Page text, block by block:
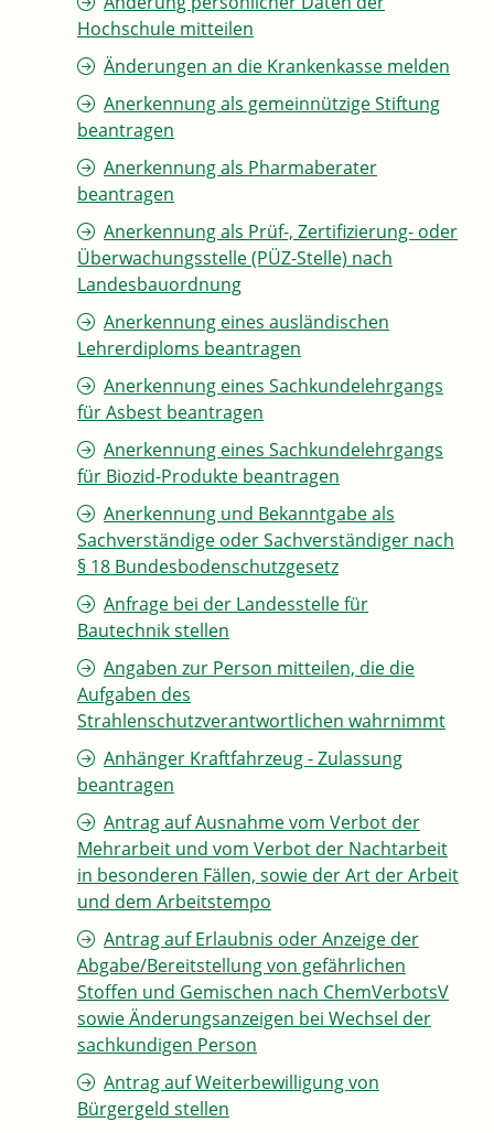
Hochschule mitteilen
Änderungen an die Krankenkasse melden
Anerkennung als gemeinnützige Stiftung
beantragen
Anerkennung als Pharmaberater
beantragen
Anerkennung als Prüf-, Zertifizierung- oder
Überwachungsstelle (PÜZ-Stelle) nach
Landesbauordnung
Anerkennung eines ausländischen
Lehrerdiploms beantragen
Anerkennung eines Sachkundelehrgangs
für Asbest beantragen
Anerkennung eines Sachkundelehrgangs
für Biozid-Produkte beantragen
Anerkennung und Bekanntgabe als
Sachverständige oder Sachverständiger nach
§ 18 Bundesbodenschutzgesetz
Anfrage bei der Landesstelle für
Bautechnik stellen
Angaben zur Person mitteilen, die die
Aufgaben des
Strahlenschutzverantwortlichen wahrnimmt
Anhänger Kraftfahrzeug - Zulassung
beantragen
Antrag auf Ausnahme vom Verbot der
Mehrarbeit und vom Verbot der Nachtarbeit
in besonderen Fällen, sowie der Art der Arbeit
und dem Arbeitstempo
Antrag auf Erlaubnis oder Anzeige der
Abgabe/Bereitstellung von gefährlichen
Stoffen und Gemischen nach ChemVerbotsV
sowie Änderungsanzeigen bei Wechsel der
sachkundigen Person
Antrag auf Weiterbewilligung von
Bürgergeld stellen